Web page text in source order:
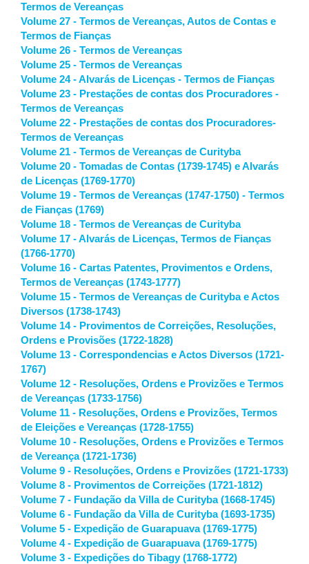
Termos de Vereanças
Volume 27 - Termos de Vereanças, Autos de Contas e
Termos de Fianças
Volume 26 - Termos de Vereanças
Volume 25 - Termos de Vereanças
Volume 24 - Alvarás de Licenças - Termos de Fianças
Volume 23 - Prestações de contas dos Procuradores -
Termos de Vereanças
Volume 22 - Prestações de contas dos Procuradores-
Termos de Vereanças
Volume 21 - Termos de Vereanças de Curityba
Volume 20 - Tomadas de Contas (1739-1745) e Alvarás
de Licenças (1769-1770)
Volume 19 - Termos de Vereanças (1747-1750) - Termos
de Fianças (1769)
Volume 18 - Termos de Vereanças de Curityba
Volume 17 - Alvarás de Licenças, Termos de Fianças
(1766-1770)
Volume 16 - Cartas Patentes, Provimentos e Ordens,
Termos de Vereanças (1743-1777)
Volume 15 - Termos de Vereanças de Curityba e Actos
Diversos (1738-1743)
Volume 14 - Provimentos de Correições, Resoluções,
Ordens e Provisões (1722-1828)
Volume 13 - Correspondencias e Actos Diversos (1721-
1767)
Volume 12 - Resoluções, Ordens e Provizões e Termos
de Vereanças (1733-1756)
Volume 11 - Resoluções, Ordens e Provizões, Termos
de Eleições e Vereanças (1728-1755)
Volume 10 - Resoluções, Ordens e Provizões e Termos
de Vereança (1721-1736)
Volume 9 - Resoluções, Ordens e Provizões (1721-1733)
Volume 8 - Provimentos de Correições (1721-1812)
Volume 7 - Fundação da Villa de Curityba (1668-1745)
Volume 6 - Fundação da Villa de Curityba (1693-1735)
Volume 5 - Expedição de Guarapuava (1769-1775)
Volume 4 - Expedição de Guarapuava (1769-1775)
Volume 3 - Expedições do Tibagy (1768-1772)